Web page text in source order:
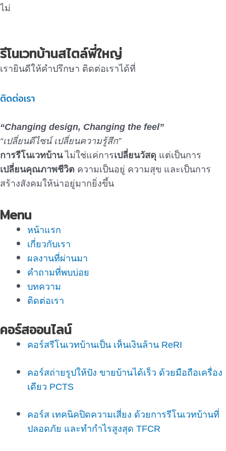
ไม่
รีโนเวทบ้านสไตล์พี่ใหญ่
เรายินดีให้คำปรึกษา ติดต่อเราได้ที่
ติดต่อเรา
“Changing design, Changing the feel”
“เปลี่ยนดีไซน์ เปลี่ยนความรู้สึก”
การรีโนเวทบ้านไม่ใช่แค่การเปลี่ยนวัสดุ แต่เป็นการ
เปลี่ยนคุณภาพชีวิต ความเป็นอยู่ ความสุข และเป็นการ
สร้างสังคมให้น่าอยู่มากยิ่งขึ้น
Menu
หน้าแรก
เกี่ยวกับเรา
ผลงานที่ผ่านมา
คำถามที่พบบ่อย
บทความ
ติดต่อเรา
คอร์สออนไลน์
คอร์สรีโนเวทบ้านเป็น เห็นเงินล้าน ReRI
คอร์สถ่ายรูปให้ปัง ขายบ้านได้เร็ว ด้วยมือถือเครื่อง
เดียว PCTS
คอร์ส เทคนิคปิดความเสี่ยง ด้วยการรีโนเวทบ้านที่
ปลอดภัย และทำกำไรสูงสุด TFCR